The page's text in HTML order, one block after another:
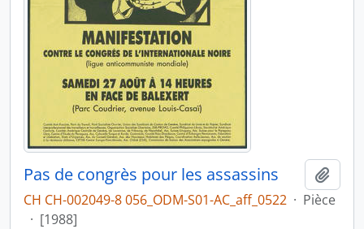
Pas de congrès pour les assassins
CH CH-002049-8 056_ODM-S01-AC_aff_0522 · Pièce
· [1988]